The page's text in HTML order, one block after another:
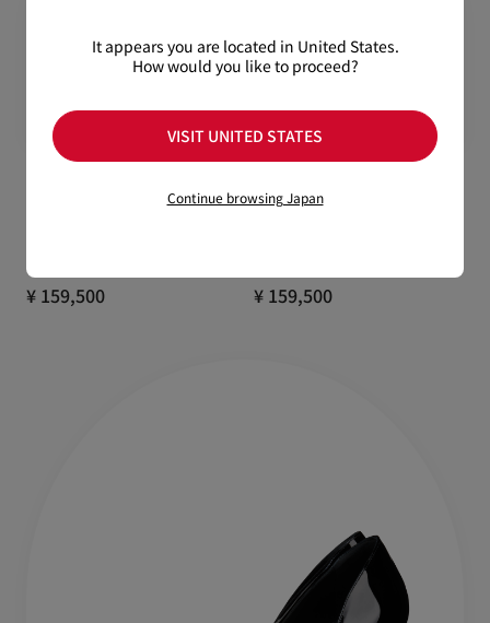
¥ 159,500
Miss Z
¥ 159,500
It appears you are located in United States.
How would you like to proceed?
VISIT UNITED STATES
Continue browsing Japan